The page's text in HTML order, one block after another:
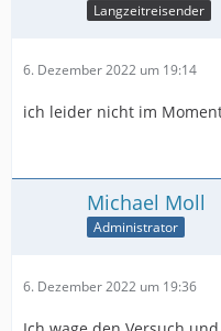
Langzeitreisender
6. Dezember 2022 um 19:14
ich leider nicht im
Michael Moll
Administrator
6. Dezember 2022 um 19:36